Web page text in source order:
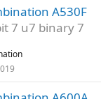
A530F
7 u7 binary 7